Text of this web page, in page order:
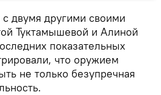
двумя другими своими
Туктамышевой и Алиной
показательных
что оружием
не только безупречная